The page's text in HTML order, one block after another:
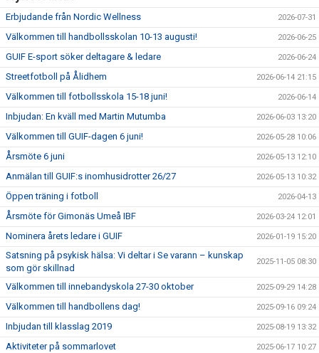
Erbjudande från Nordic Wellness 2026-07-31
Välkommen till handbollsskolan 10-13 augusti! 2026-06-25
GUIF E-sport söker deltagare & ledare 2026-06-24
Streetfotboll på Ålidhem 2026-06-14 21:15
Välkommen till fotbollsskola 15-18 juni! 2026-06-14
Inbjudan: En kväll med Martin Mutumba 2026-06-03 13:20
Välkommen till GUIF-dagen 6 juni! 2026-05-28 10:06
Årsmöte 6 juni 2026-05-13 12:10
Anmälan till GUIF:s inomhusidrotter 26/27 2026-05-13 10:32
Öppen träning i fotboll 2026-04-13
Årsmöte för Gimonäs Umeå IBF 2026-03-24 12:01
Nominera årets ledare i GUIF 2026-01-19 15:20
Satsning på psykisk hälsa: Vi deltar i Se varann – kunskap
som gör skillnad
2025-11-05 08:30
Välkommen till innebandyskola 27-30 oktober 2025-09-29 14:28
Välkommen till handbollens dag! 2025-09-16 09:24
Inbjudan till klasslag 2019 2025-08-19 13:32
Aktiviteter på sommarlovet 2025-06-17 10:27